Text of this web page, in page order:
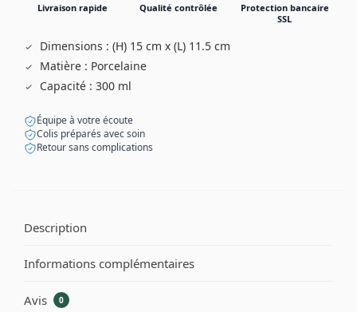
Livraison rapide Qualité contrôlée
Protection bancaire
SSL
Dimensions : (H) 15 cm x (L) 11.5 cm
Matière : Porcelaine
Capacité : 300 ml
Équipe à votre écoute
Colis préparés avec soin
Retour sans complications
Description
Informations complémentaires
Avis 0